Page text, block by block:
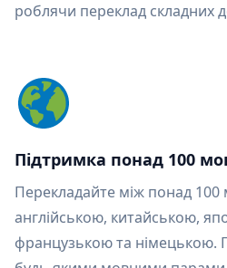
роблячи переклад складних
Підтримка понад 100
Перекладайте між понад
англійською, китайською,
французькою та німецькою.